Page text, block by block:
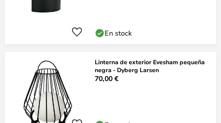
En stock
Linterna de exterior Evesham pequeña
negra - Dyberg Larsen
70,00 €